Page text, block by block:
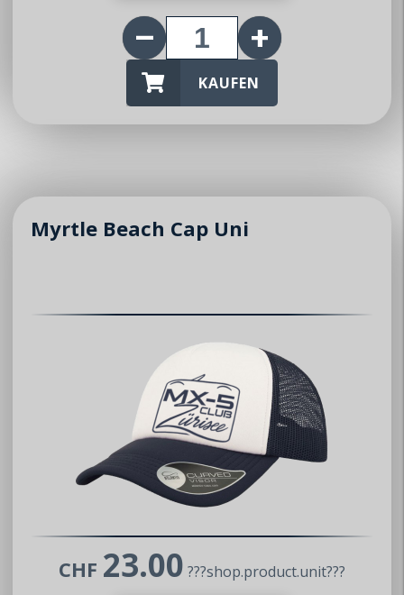
KAUFEN
Myrtle Beach Cap Uni
CHF 23.00 ???shop.product.unit???
News / Events
Jahresprogramm
Datenschutz
Partner
inteco edv ag